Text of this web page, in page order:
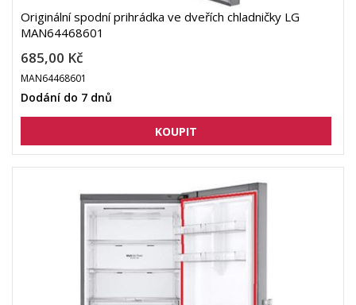
Originální spodní prihrádka ve dveřích chladničky LG
MAN64468601
685,00 Kč
MAN64468601
Dodání do 7 dnů